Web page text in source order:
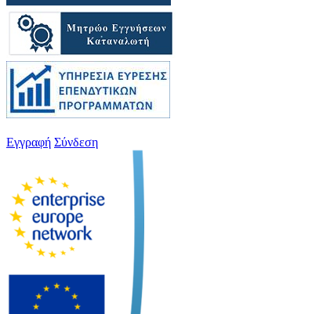
Εγγραφή Σύνδεση